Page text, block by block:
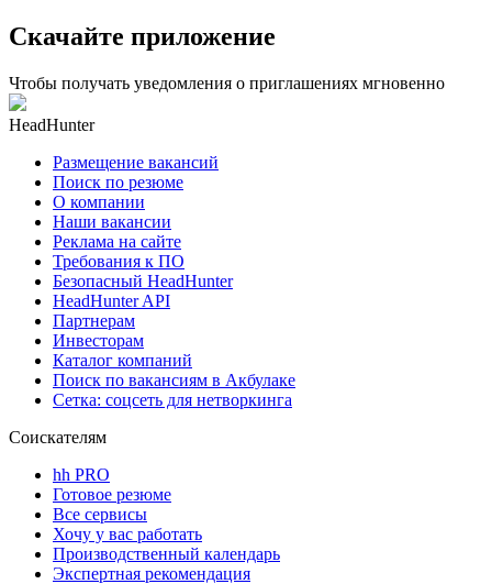
Скачайте приложение
Чтобы получать уведомления о приглашениях мгновенно
HeadHunter
Размещение вакансий
Поиск по резюме
О компании
Наши вакансии
Реклама на сайте
Требования к ПО
Безопасный HeadHunter
HeadHunter API
Партнерам
Инвесторам
Каталог компаний
Поиск по вакансиям в Акбулаке
Сетка: соцсеть для нетворкинга
Соискателям
hh PRO
Готовое резюме
Все сервисы
Хочу у вас работать
Производственный календарь
Экспертная рекомендация